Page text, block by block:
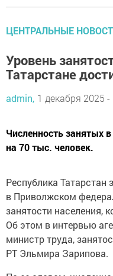
ЦЕНТРАЛЬНЫЕ
Уровень
Татарстане
admin, 1 декабря 2025 -
Численность занятых
на 70 тыс. человек.
Республика Татарстан
в Приволжском
занятости населения,
Об этом в интервью
министр труда,
РТ Эльмира Зарипова.